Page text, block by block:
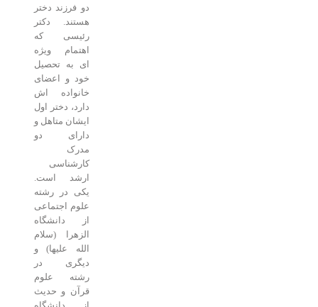
دو فرزند دختر
هستند. دکتر
رئیسی که
اهتمام ویژه
ای به تحصیل
خود و اعضای
خانواده اش
دارد، دختر اول
ایشان متاهل و
دارای دو
کارشناسی
ارشد است.
یکی در رشته
علوم اجتماعی
از دانشگاه
الزهرا (سلام
الله علیها) و
دیگری در
رشته علوم
قرآن و حدیث